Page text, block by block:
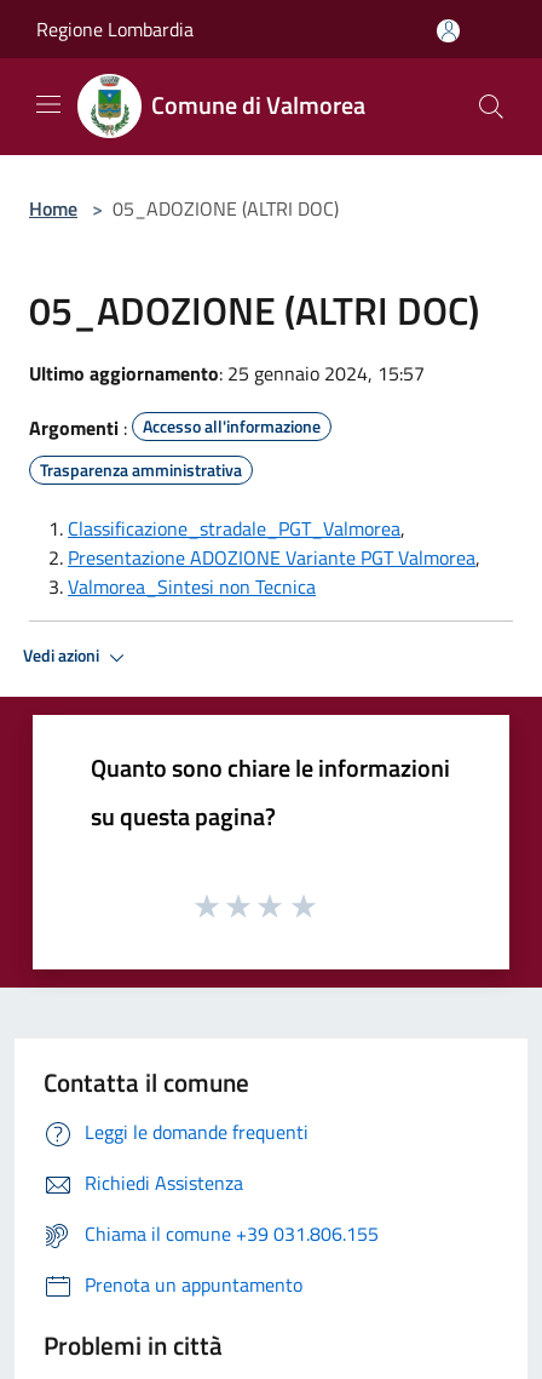
Regione Lombardia
Comune di Valmorea
Home > 05_ADOZIONE (ALTRI DOC)
05_ADOZIONE (ALTRI DOC)
Ultimo aggiornamento: 25 gennaio 2024, 15:57
Argomenti :
Accesso all'informazione
Trasparenza amministrativa
Classificazione_stradale_PGT_Valmorea,
Presentazione ADOZIONE Variante PGT Valmorea,
Valmorea_Sintesi non Tecnica
Vedi azioni
Quanto sono chiare le informazioni
su questa pagina?
Contatta il comune
Leggi le domande frequenti
Richiedi Assistenza
Chiama il comune +39 031.806.155
Prenota un appuntamento
Problemi in città